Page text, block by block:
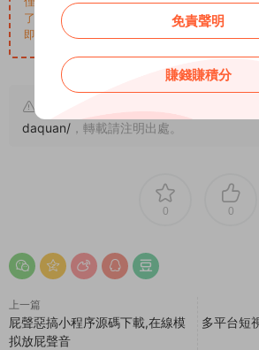
了您的權益，請來信通知Email:
即默認同意
daquan/ ，轉載請注明出處。
0 0
上一篇
屁聲惡搞小程序源碼下載,在線模
拟放屁聲音
多平台短
免責聲明
賺錢賺積分